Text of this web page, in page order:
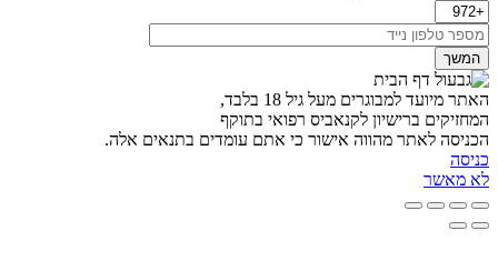
המשך
מיועד למבוגרים מעל גיל 18 בלבד,
ברישיון לקנאביס רפואי בתוקף
לאתר מהווה אישור כי אתם עומדים בתנאים אלה.
מאשר